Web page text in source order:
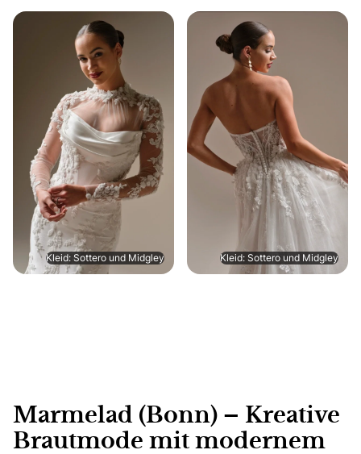
Kleid: Sottero und Midgley Kleid: Sottero und Midgley
Marmelad (Bonn) – Kreative
Brautmode mit modernem